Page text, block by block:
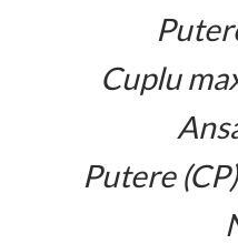
Cuplu
Putere